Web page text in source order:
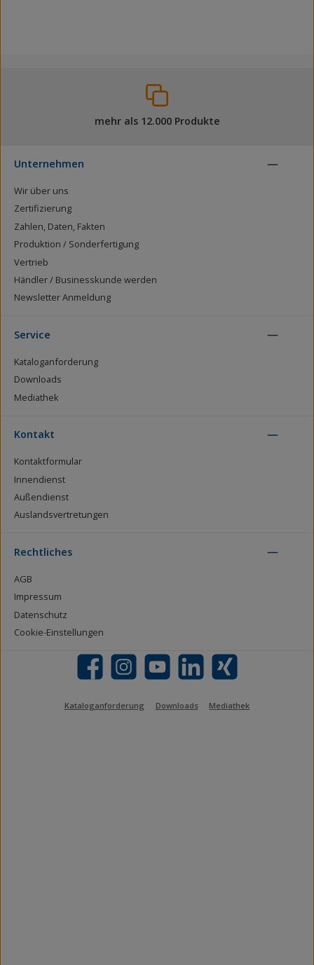
mehr als 12.000 Produkte
Unternehmen
Wir über uns
Zertifizierung
Zahlen, Daten, Fakten
Produktion / Sonderfertigung
Vertrieb
Händler / Businesskunde werden
Newsletter Anmeldung
Service
Kataloganforderung
Downloads
Mediathek
Kontakt
Kontaktformular
Innendienst
Außendienst
Auslandsvertretungen
Rechtliches
AGB
Impressum
Datenschutz
Cookie-Einstellungen
Facebook Instagram YouTube LinkedIn Xing
Kataloganforderung Downloads Mediathek